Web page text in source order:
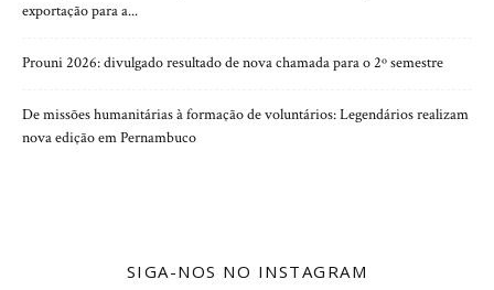
exportação para a...
Prouni 2026: divulgado resultado de nova chamada para o 2º semestre
De missões humanitárias à formação de voluntários: Legendários realizam
nova edição em Pernambuco
SIGA-NOS NO INSTAGRAM